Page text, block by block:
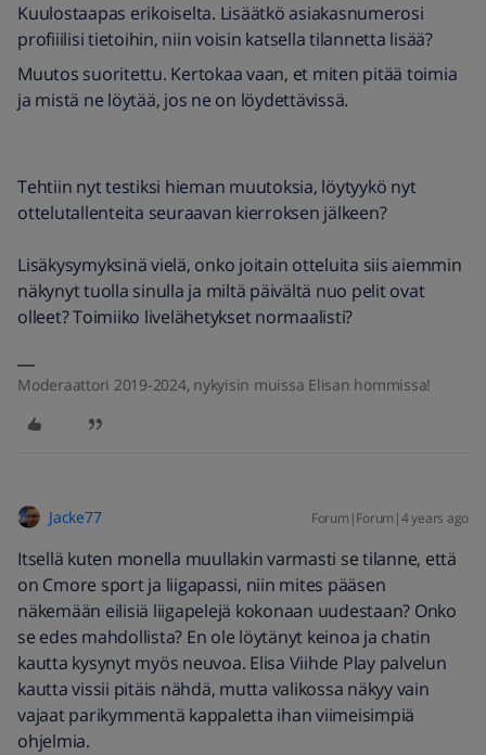
Kuulostaapas erikoiselta. Lisäätkö asiakasnumerosi
profiiilisi tietoihin, niin voisin katsella tilannetta lisää?
Muutos suoritettu. Kertokaa vaan, et miten pitää toimia
ja mistä ne löytää, jos ne on löydettävissä.
Tehtiin nyt testiksi hieman muutoksia, löytyykö nyt
ottelutallenteita seuraavan kierroksen jälkeen?
Lisäkysymyksinä vielä, onko joitain otteluita siis aiemmin
näkynyt tuolla sinulla ja miltä päivältä nuo pelit ovat
olleet? Toimiiko livelähetykset normaalisti?
Moderaattori 2019-2024, nykyisin muissa Elisan hommissa!
Jacke77 Forum|Forum|4 years ago
Itsellä kuten monella muullakin varmasti se tilanne, että
on Cmore sport ja liigapassi, niin mites pääsen
näkemään eilisiä liigapelejä kokonaan uudestaan? Onko
se edes mahdollista? En ole löytänyt keinoa ja chatin
kautta kysynyt myös neuvoa. Elisa Viihde Play palvelun
kautta vissii pitäis nähdä, mutta valikossa näkyy vain
vajaat parikymmentä kappaletta ihan viimeisimpiä
ohjelmia.